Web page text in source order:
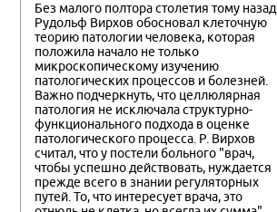
Без малого полтора столетия тому назад
Рудольф Вирхов обосновал клеточную
теорию патологии человека, которая
положила начало не только
микроскопическому изучению
патологических процессов и болезней.
Важно подчеркнуть, что целлюлярная
патология не исключала структурно-
функционального подхода в оценке
патологического процесса. Р. Вирхов
считал, что у постели больного "врач,
чтобы успешно действовать, нуждается
прежде всего в знании регуляторных
путей. То, что интересует врача, это